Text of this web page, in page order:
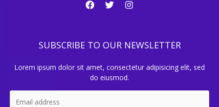
SUBSCRIBE TO OUR NEWSLETTER
Lorem ipsum dolor sit amet, consectetur adipisicing elit, sed
do eiusmod.